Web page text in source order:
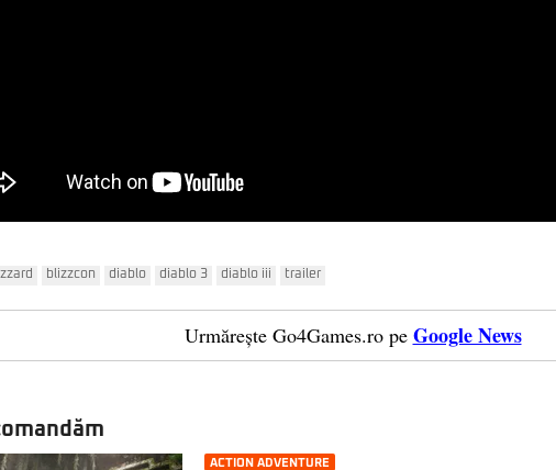
blizzcon diablo diablo 3 diablo iii trailer
Urmărește Go4Games.ro pe Google News
ACTION ADVENTURE